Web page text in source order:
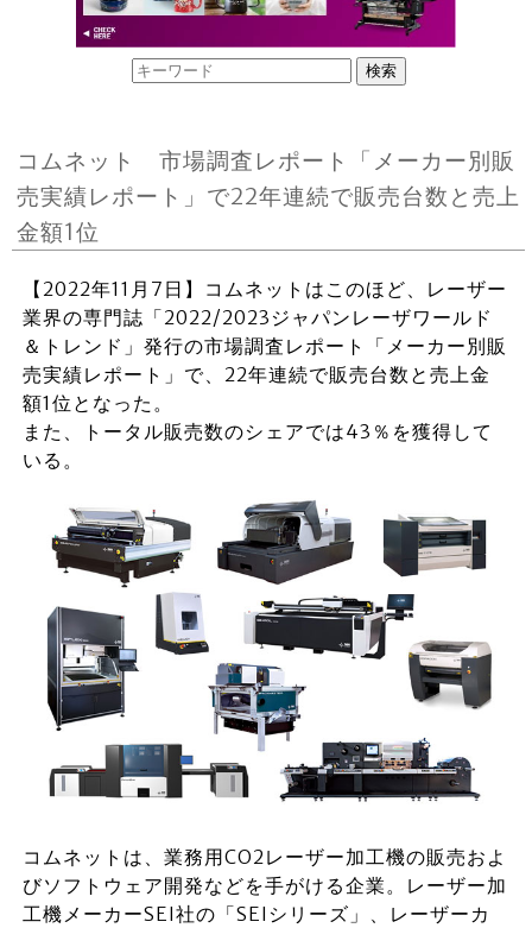
コムネット 市場調査レポート「メーカー別販
売実績レポート」で22年連続で販売台数と売上
金額1位
【2022年11月7日】コムネットはこのほど、レーザー
業界の専門誌「2022/2023ジャパンレーザワールド
＆トレンド」発行の市場調査レポート「メーカー別販
売実績レポート」で、22年連続で販売台数と売上金
額1位となった。
また、トータル販売数のシェアでは43％を獲得して
いる。
コムネットは、業務用CO2レーザー加工機の販売およ
びソフトウェア開発などを手がける企業。レーザー加
工機メーカーSEI社の「SEIシリーズ」、レーザーカ